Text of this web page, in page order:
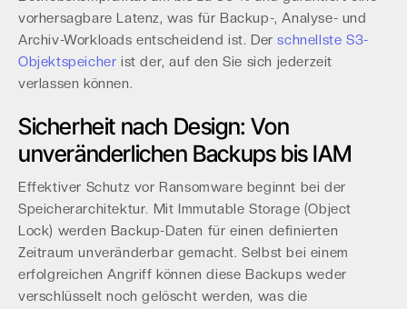
vorhersagbare Latenz, was für Backup-, Analyse- und
Archiv-Workloads entscheidend ist. Derschnellste S3-
Objektspeicher ist der, auf den Sie sich jederzeit
verlassen können.
Sicherheit nach Design: Von
unveränderlichen Backups bis IAM
Effektiver Schutz vor Ransomware beginnt bei der
Speicherarchitektur. Mit Immutable Storage (Object
Lock) werden Backup-Daten für einen definierten
Zeitraum unveränderbar gemacht. Selbst bei einem
erfolgreichen Angriff können diese Backups weder
verschlüsselt noch gelöscht werden, was die